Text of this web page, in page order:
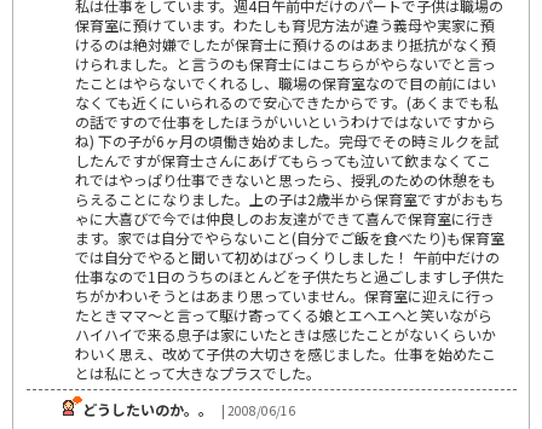
私は仕事をしています。週4日午前中だけのパートで子供は職場の
保育室に預けています。わたしも育児方法が違う義母や実家に預
けるのは絶対嫌でしたが保育士に預けるのはあまり抵抗がなく預
けられました。と言うのも保育士にはこちらがやらないでと言っ
たことはやらないでくれるし、職場の保育室なので目の前にはい
なくても近くにいられるので安心できたからです。(あくまでも私
の話ですので仕事をしたほうがいいというわけではないですから
ね) 下の子が6ヶ月の頃働き始めました。完母でその時ミルクを試
したんですが保育士さんにあげてもらっても泣いて飲まなくてこ
れではやっぱり仕事できないと思ったら、授乳のための休憩をも
らえることになりました。上の子は2歳半から保育室ですがおもち
ゃに大喜びで今では仲良しのお友達ができて喜んで保育室に行き
ます。家では自分でやらないこと(自分でご飯を食べたり)も保育室
では自分でやると聞いて初めはびっくりしました！ 午前中だけの
仕事なので1日のうちのほとんどを子供たちと過ごしますし子供た
ちがかわいそうとはあまり思っていません。保育室に迎えに行っ
たときママ～と言って駆け寄ってくる娘とエヘエへと笑いながら
ハイハイで来る息子は家にいたときは感じたことがないくらいか
わいく思え、改めて子供の大切さを感じました。仕事を始めたこ
とは私にとって大きなプラスでした。
どうしたいのか。。
| 2008/06/16